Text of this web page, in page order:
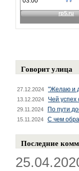
Говорит улица
27.12.2024 "Желаю и
13.12.2024 Чей успех
29.11.2024 По пути
15.11.2024 С чем
Последние